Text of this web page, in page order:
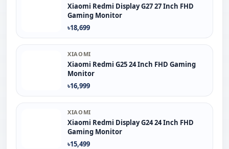
Xiaomi Redmi Display G27 27 Inch FHD
Gaming Monitor
৳18,699
XIAOMI
Xiaomi Redmi G25 24 Inch FHD Gaming
Monitor
৳16,999
XIAOMI
Xiaomi Redmi Display G24 24 Inch FHD
Gaming Monitor
৳15,499